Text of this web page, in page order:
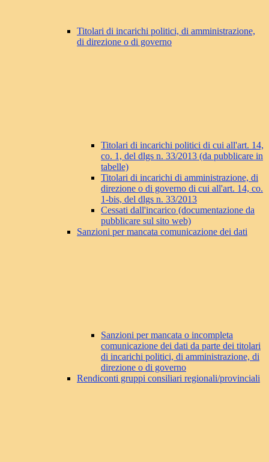
Titolari di incarichi politici, di amministrazione,
di direzione o di governo
Titolari di incarichi politici di cui all'art. 14,
co. 1, del dlgs n. 33/2013 (da pubblicare in
tabelle)
Titolari di incarichi di amministrazione, di
direzione o di governo di cui all'art. 14, co.
1-bis, del dlgs n. 33/2013
Cessati dall'incarico (documentazione da
pubblicare sul sito web)
Sanzioni per mancata comunicazione dei dati
Sanzioni per mancata o incompleta
comunicazione dei dati da parte dei titolari
di incarichi politici, di amministrazione, di
direzione o di governo
Rendiconti gruppi consiliari regionali/provinciali